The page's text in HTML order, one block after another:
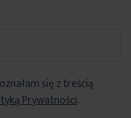
się z treścią
Prywatności.